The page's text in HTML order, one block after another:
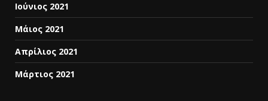
Ιούνιος 2021
Μάιος 2021
Απρίλιος 2021
Μάρτιος 2021